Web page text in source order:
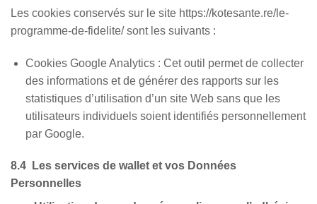
Les cookies conservés sur le site https://kotesante.re/le-
programme-de-fidelite/ sont les suivants :
Cookies Google Analytics : Cet outil permet de collecter
des informations et de générer des rapports sur les
statistiques d’utilisation d’un site Web sans que les
utilisateurs individuels soient identifiés personnellement
par Google.
8.4 Les services de wallet et vos Données
Personnelles